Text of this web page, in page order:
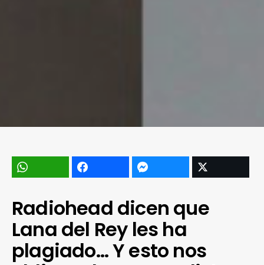
Radiohead dicen que
Lana del Rey les ha
plagiado… Y esto nos